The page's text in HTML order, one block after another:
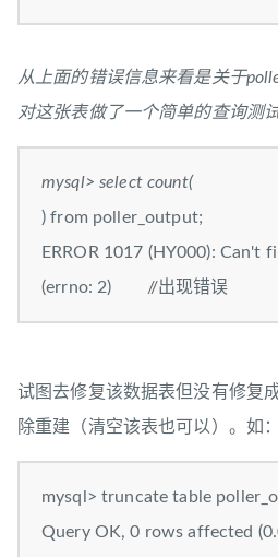
从上面的错误信息来看是关于
对这张表做了一个简单的查询测试
mysql> select count(
) from poller_output;
ERROR 1017 (HY000): Can't
(errno: 2) //出现错误
试图去修复该数据表但没有修复
除重建（清空该表也可以）。如：
mysql> truncate table
Query OK, 0 rows affected